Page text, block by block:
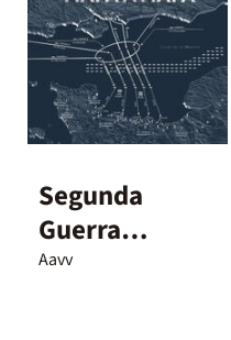
Segunda
Guerra
Mundial mapa
Aavv